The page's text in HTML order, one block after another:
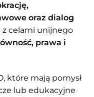
oraz dialog
z celami unijnego
prawa i
które mają pomysł
lub edukacyjne